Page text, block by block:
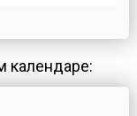
календаре: